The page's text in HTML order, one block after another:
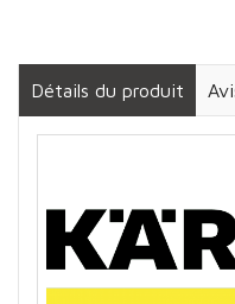
Détails du produit